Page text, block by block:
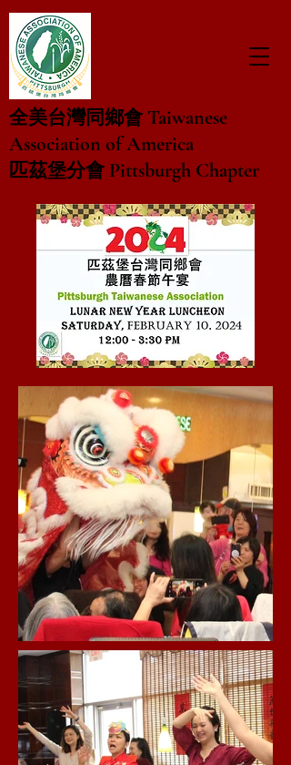
全美台灣同鄉會 Taiwanese
Association of America
匹茲堡分會 Pittsburgh Chapter